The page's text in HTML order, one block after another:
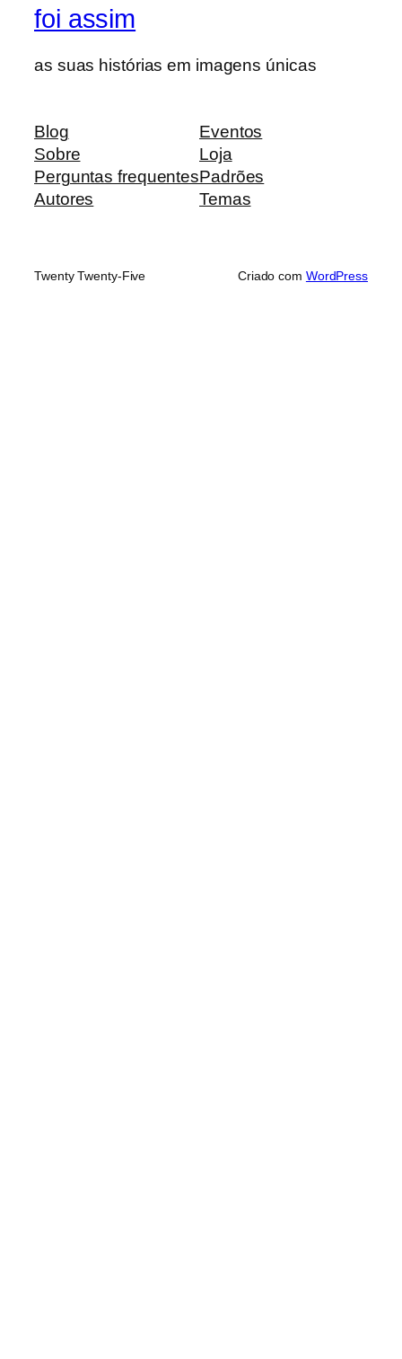
foi assim
as suas histórias em imagens únicas
Blog
Sobre
Perguntas frequentes
Autores
Eventos
Loja
Padrões
Temas
Twenty Twenty-Five Criado com WordPress